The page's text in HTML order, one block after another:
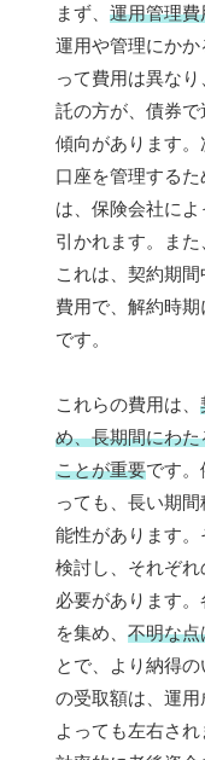
まず、 運用管理費
運用や管理にか
って費用は異な
託の方が、債券
傾向があります。
口座を管理する
は、保険会社に
引かれます。また
これは、契約期
費用で、解約時
です。
これらの費用は、
め、長期間にわ
ことが重要です
っても、長い期
能性があります
検討し、それぞれ
必要があります
を集め、 不明な点
とで、より納得
の受取額は、運
よっても左右さ